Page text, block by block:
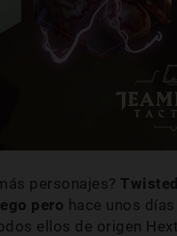
personajes?
pero hace unos
ellos de origen